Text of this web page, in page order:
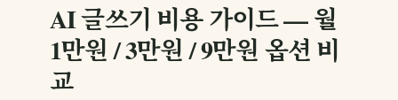
AI 글쓰기 비용 가이드 — 월
1만원 / 3만원 / 9만원 옵션 비
교